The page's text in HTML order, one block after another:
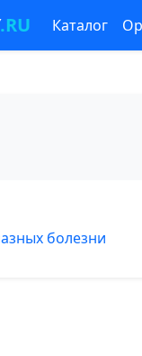
.RU Каталог
болезни